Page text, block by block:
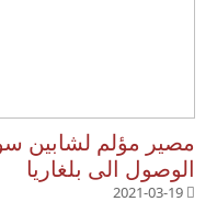
مصير مؤلم لشابين
الوصول الى بلغاريا
2021-03-19